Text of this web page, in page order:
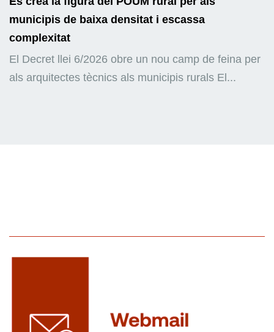
municipis de baixa densitat i escassa
complexitat
El Decret llei 6/2026 obre un nou camp de feina per
als arquitectes tècnics als municipis rurals El...